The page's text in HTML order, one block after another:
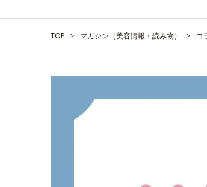
TOP マガジン（美容情報・読み物） コ